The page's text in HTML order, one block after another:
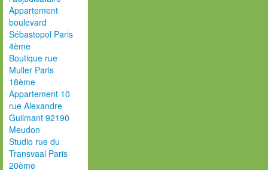
Appartement
boulevard
Sébastopol Paris
4ème
Boutique rue
Muller Paris
18ème
Appartement 10
rue Alexandre
Guilmant 92190
Meudon
Studio rue du
Transvaal Paris
20ème